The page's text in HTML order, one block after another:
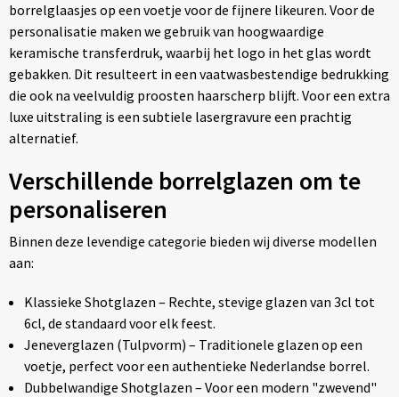
borrelglaasjes op een voetje voor de fijnere likeuren. Voor de
personalisatie maken we gebruik van hoogwaardige
keramische transferdruk, waarbij het logo in het glas wordt
gebakken. Dit resulteert in een vaatwasbestendige bedrukking
die ook na veelvuldig proosten haarscherp blijft. Voor een extra
luxe uitstraling is een subtiele lasergravure een prachtig
alternatief.
Verschillende borrelglazen om te
personaliseren
Binnen deze levendige categorie bieden wij diverse modellen
aan:
Klassieke Shotglazen – Rechte, stevige glazen van 3cl tot
6cl, de standaard voor elk feest.
Jeneverglazen (Tulpvorm) – Traditionele glazen op een
voetje, perfect voor een authentieke Nederlandse borrel.
Dubbelwandige Shotglazen – Voor een modern "zwevend"